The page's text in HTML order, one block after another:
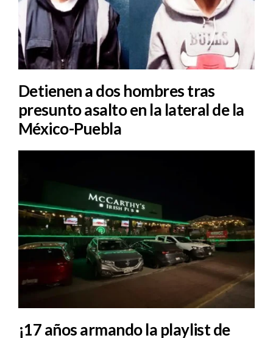
Detienen a dos hombres tras
presunto asalto en la lateral de la
México-Puebla
¡17 años armando la playlist de